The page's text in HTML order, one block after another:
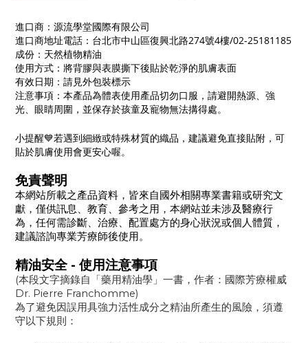
進口商：源流學堂國際有限公司
進口商地址電話：台北市中山區復興北路274號4樓/02-25181185
成份：天然植物精油
使用方式：將背膠與表膜撕下後貼於乾淨的肌膚表面
有效日期：請見外包裝標示
注意事項：本產品為體表使用產品切勿口服，請避開熱源、強
光、眼睛周圍，並保存於孩童及寵物無法搆得處。
小提醒💙若遇到細緻或特殊材質的織品，建議避免直接貼附，可
貼於肌膚使用會更安心喔。
免責聲明
本網站所載之產品資料，皆來自國外相關專業書籍或研究文
獻，僅供訊息、教育、參考之用，本網站並未涉及醫療行
為，任何需診斷、治療、配置處方的身心狀況或個人體質，
建議諮詢專業芳療師後使用。
精油安全 - 使用注意事項
(本段文字摘錄自「藥用精油學」一書，作者：國際芳療權威
Dr. Pierre Franchomme)
為了避免因誤用具強力活性成分之精油所產生的風險，須遵
守以下規則：